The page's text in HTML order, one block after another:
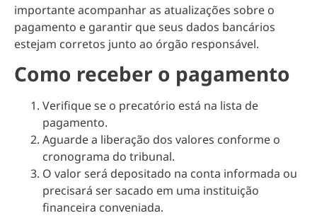
importante acompanhar as atualizações sobre o
pagamento e garantir que seus dados bancários
estejam corretos junto ao órgão responsável.
Como receber o pagamento
Verifique se o precatório está na lista de
pagamento.
Aguarde a liberação dos valores conforme o
cronograma do tribunal.
O valor será depositado na conta informada ou
precisará ser sacado em uma instituição
financeira conveniada.